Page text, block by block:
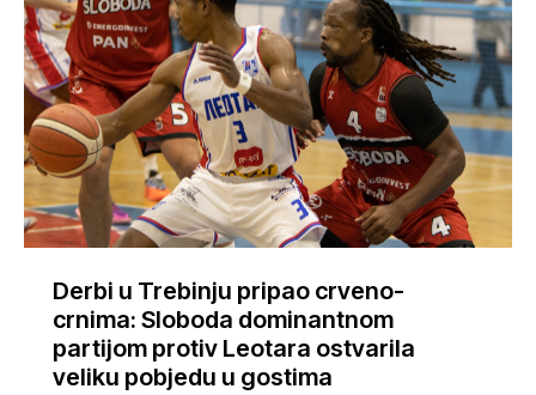
Derbi u Trebinju pripao crveno-
crnima: Sloboda dominantnom
partijom protiv Leotara ostvarila
veliku pobjedu u gostima